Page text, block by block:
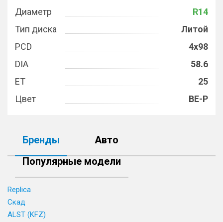
Диаметр
R14
Тип диска
Литой
PCD
4x98
DIA
58.6
ET
25
Цвет
BE-P
Бренды
Авто
Популярные модели
Replica
Скад
ALST (KFZ)